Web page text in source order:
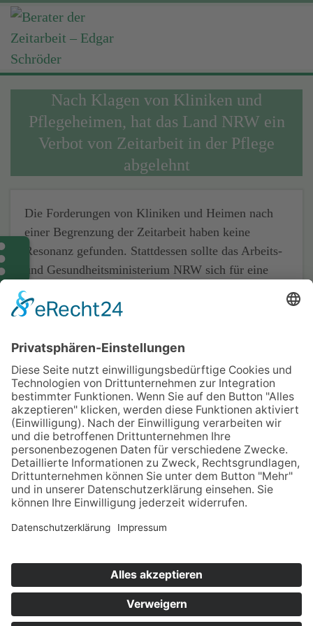
Nach Klagen von Kliniken und
Pflegeheimen, hat das Land NRW ein
Verbot von Zeitarbeit in der Pflege
abgelehnt
Die Forderungen von Kliniken und Heimen nach
einer Begrenzung der Zeitarbeit haben keine
Resonanz gefunden. Stattdessen sollte das Arbeits-
und Gesundheitsministerium NRW sich für eine
Verbesserung der Arbeitsbedingungen ihrer
eigentlichen Beschäftigten einsetzen.
Quelle: Rheinische Post (Autorin: Sina Zehrfeld)
Home
Impressum
Datenschutz
Kontakt & Anfahrt
© 2025 Unternehmens­beratung für Personal­
dienstleister | Aktenprüfung & Revision,
Beratung, Controlling | Berater der Zeitarbeit –